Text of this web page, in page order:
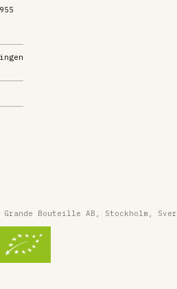
Bouteille AB, Stockholm,